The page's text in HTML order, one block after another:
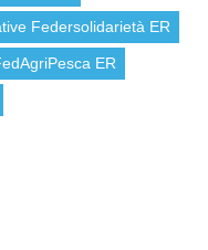
Federsolidarietà ER
ER